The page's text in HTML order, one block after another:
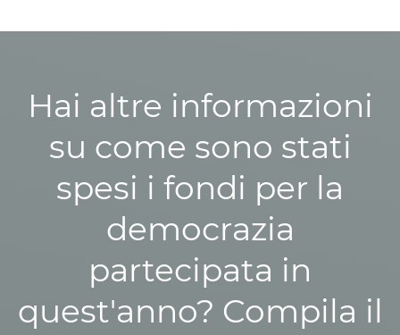
Hai altre informazioni
su come sono stati
spesi i fondi per la
democrazia
partecipata in
quest'anno? Compila il